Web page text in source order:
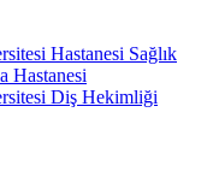
Hastanesi Sağlık
Hastanesi
Diş Hekimliği